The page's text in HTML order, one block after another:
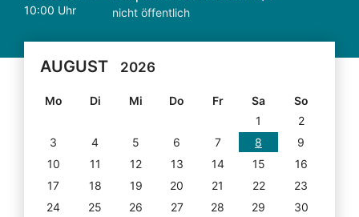
10:00 Uhr nicht öffentlich
AUGUST 2026
Mo Di Mi Do Fr Sa
So
1
2
3
4 5 6 7 8
9
10
11 12 13 14 15
16
17
18 19 20 21 22
23
24
25 26 27 28 29
30